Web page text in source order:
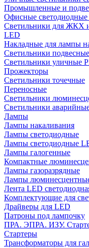
Промышленные и
Офисные светодиодные
Светильники для ЖКХ
LED
Накладные для лампы
Светильники подвесные
Светильники уличные
Прожекторы
Cветильники точечные
Переносные
Светильники
Светильники
Лампы
Лампы накаливания
Лампы светодиодные
Лампы светодиодные
Лампы галогенные
Компактные
Лампы газоразрядные
Лампы
Лента LED
Комплектующие для
Драйверы для LED
Патроны под лампочку
ПРА. ЭПРА. ИЗУ.
Стартеры
Трансформаторы для